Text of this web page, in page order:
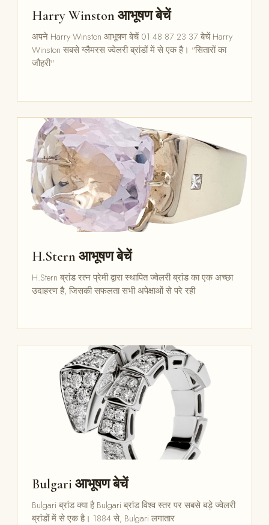
Harry Winston आभूषण बेचें
अपने Harry Winston आभूषण बेचें 01 48 87 23 37 बेचें Harry
Winston सबसे ग्लैमरस ज्वेलरी ब्रांडों में से एक है। "सितारों का
जौहरी"
H.Stern आभूषण बेचें
H.Stern ब्रांड रत्न प्रेमी द्वारा स्थापित ज्वेलरी ब्रांड का एक अच्छा
उदाहरण है, जिसकी सफलता सभी अपेक्षाओं से परे रही
Bulgari आभूषण बेचें
Bulgari ब्रांड क्या है Bulgari ब्रांड विश्व स्तर पर सबसे बड़े ज्वेलरी
ब्रांडों में से एक है। 1884 से, Bulgari लगातार